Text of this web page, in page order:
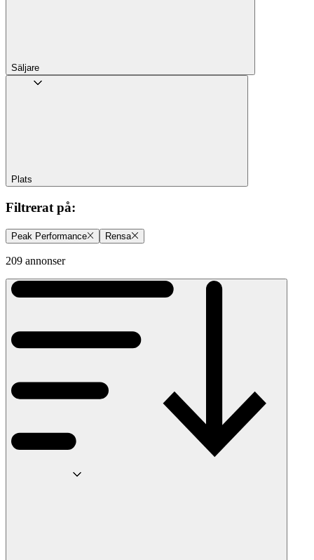
Säljare
Plats
Filtrerat på:
Peak Performance Rensa
209 annonser